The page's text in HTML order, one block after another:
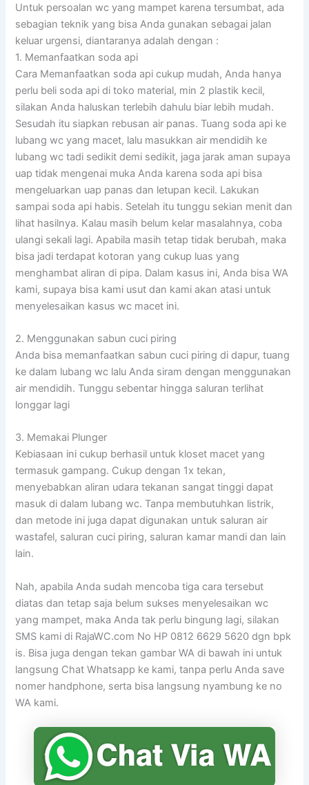
Untuk persoalan wc yang mampet karena tersumbat, ada
sebagian teknik yang bisa Anda gunakan sebagai jalan
keluar urgensi, diantaranya adalah dengan :
1. Memanfaatkan soda api
Cara Memanfaatkan soda api cukup mudah, Anda hanya
perlu beli soda api di toko material, min 2 plastik kecil,
silakan Anda haluskan terlebih dahulu biar lebih mudah.
Sesudah itu siapkan rebusan air panas. Tuang soda api ke
lubang wc yang macet, lalu masukkan air mendidih ke
lubang wc tadi sedikit demi sedikit, jaga jarak aman supaya
uap tidak mengenai muka Anda karena soda api bisa
mengeluarkan uap panas dan letupan kecil. Lakukan
sampai soda api habis. Setelah itu tunggu sekian menit dan
lihat hasilnya. Kalau masih belum kelar masalahnya, coba
ulangi sekali lagi. Apabila masih tetap tidak berubah, maka
bisa jadi terdapat kotoran yang cukup luas yang
menghambat aliran di pipa. Dalam kasus ini, Anda bisa WA
kami, supaya bisa kami usut dan kami akan atasi untuk
menyelesaikan kasus wc macet ini.
2. Menggunakan sabun cuci piring
Anda bisa memanfaatkan sabun cuci piring di dapur, tuang
ke dalam lubang wc lalu Anda siram dengan menggunakan
air mendidih. Tunggu sebentar hingga saluran terlihat
longgar lagi
3. Memakai Plunger
Kebiasaan ini cukup berhasil untuk kloset macet yang
termasuk gampang. Cukup dengan 1x tekan,
menyebabkan aliran udara tekanan sangat tinggi dapat
masuk di dalam lubang wc. Tanpa membutuhkan listrik,
dan metode ini juga dapat digunakan untuk saluran air
wastafel, saluran cuci piring, saluran kamar mandi dan lain
lain.
Nah, apabila Anda sudah mencoba tiga cara tersebut
diatas dan tetap saja belum sukses menyelesaikan wc
yang mampet, maka Anda tak perlu bingung lagi, silakan
SMS kami di RajaWC.com No HP 0812 6629 5620 dgn bpk
is. Bisa juga dengan tekan gambar WA di bawah ini untuk
langsung Chat Whatsapp ke kami, tanpa perlu Anda save
nomer handphone, serta bisa langsung nyambung ke no
WA kami.